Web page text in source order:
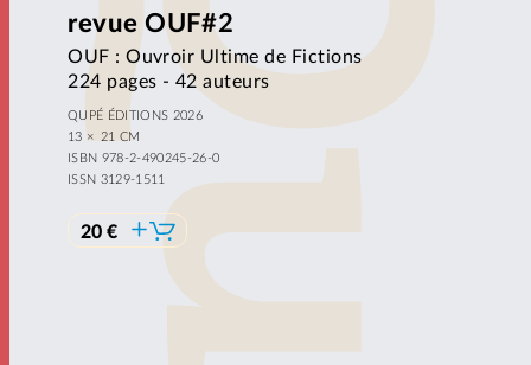
revueOUF#2
OUF : Ouvroir Ultime de Fictions
224 pages - 42 auteurs
QUPÉ ÉDITIONS 2026
13 × 21 CM
ISBN 978-2-490245-26-0
ISSN 3129-1511
20 €